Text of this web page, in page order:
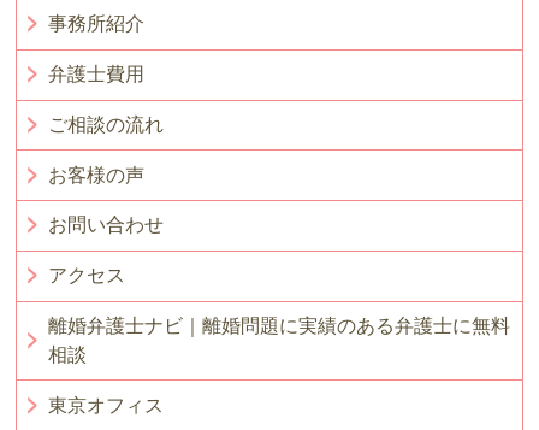
事務所紹介
弁護士費用
ご相談の流れ
お客様の声
お問い合わせ
アクセス
離婚弁護士ナビ｜離婚問題に実績のある弁護士に無料
相談
東京オフィス